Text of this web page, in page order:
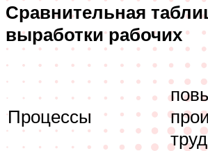
Сравнительная
выработки рабочих
Процессы